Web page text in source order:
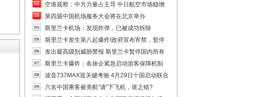
空港观察：中方力量占主导 中日航空市场稳增
第四届中国机场服务大会将在北京举办
斯里兰卡机场：发现炸弹，已被成功拆除
斯里兰卡发生第八起爆炸!政府宣布宵禁，暂停
发出最高级别威胁警报 斯里兰卡暂停国内所有
斯里兰卡爆炸：各旅企紧急启动游客保障机制
波音737MAX迎关键考验 4月29日十国启动联合
六名中国乘客被美航“请”下飞机，谁之错?